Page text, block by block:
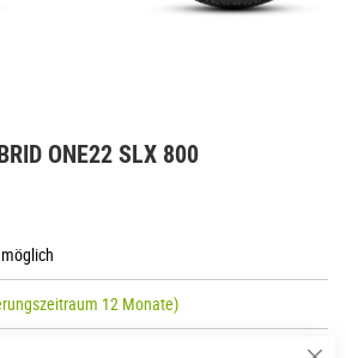
ONE22 SLX 800
12 Monate)